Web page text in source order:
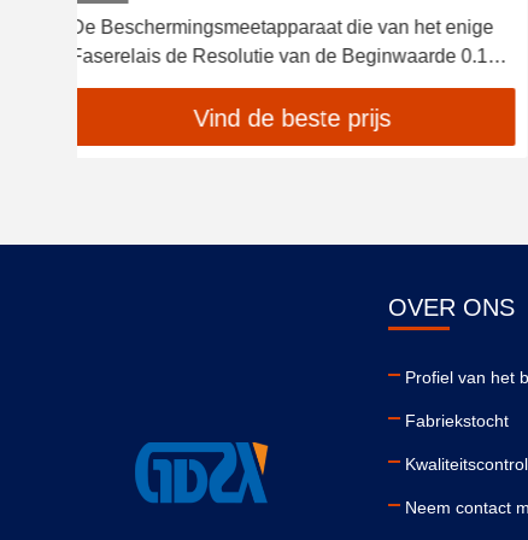
Anti de Weerstandsmeetapparaat van het
Interferentie200a Contact voor het Materiaal van de
Omschakelingscontrole
Vind de beste prijs
OVER ONS
Profiel van het
Fabriekstocht
Neem contact